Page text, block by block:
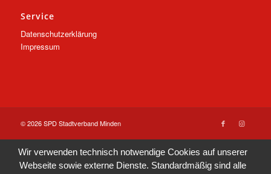
Service
Datenschutzerklärung
Impressum
© 2026 SPD Stadtverband Minden
Wir verwenden technisch notwendige Cookies auf unserer
Webseite sowie externe Dienste. Standardmäßig sind alle